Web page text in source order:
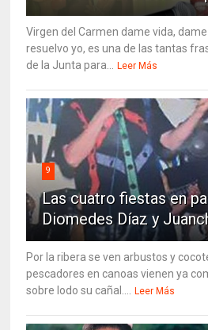
Virgen del Carmen dame vida,
resuelvo yo, es una de las tantas
de la Junta para... Leer Más
9
Las cuatro fiestas en
Diomedes Díaz y
Por la ribera se ven arbustos y
pescadores en canoas vienen ya
sobre lodo su cañal.... Leer Más